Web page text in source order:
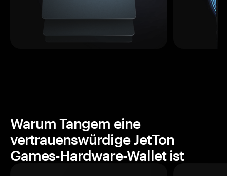
Warum Tangem eine
vertrauenswürdige JetTon
Games-Hardware-Wallet ist